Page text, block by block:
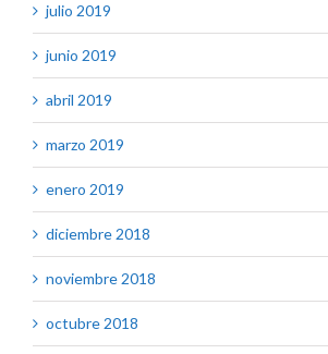
julio 2019
junio 2019
abril 2019
marzo 2019
enero 2019
diciembre 2018
noviembre 2018
octubre 2018